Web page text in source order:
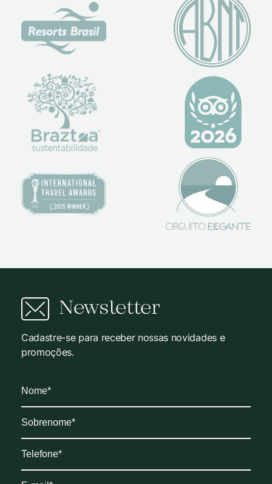
Newsletter
Cadastre-se para receber nossas novidades e
promoções.